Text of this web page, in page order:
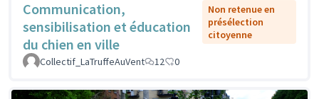
Communication,
sensibilisation et éducation
du chien en ville
Non retenue en
présélection
citoyenne
Collectif_LaTruffeAuVent 12 0